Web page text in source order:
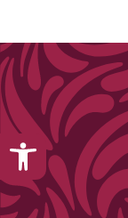
Open toolbar